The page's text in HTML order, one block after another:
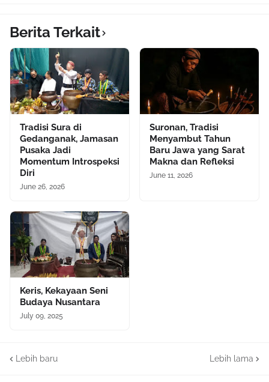
Berita Terkait
Tradisi Sura di
Gedanganak, Jamasan
Pusaka Jadi
Momentum Introspeksi
Diri
June 26, 2026
Suronan, Tradisi
Menyambut Tahun
Baru Jawa yang Sarat
Makna dan Refleksi
June 11, 2026
Keris, Kekayaan Seni
Budaya Nusantara
July 09, 2025
Lebih baru Lebih lama